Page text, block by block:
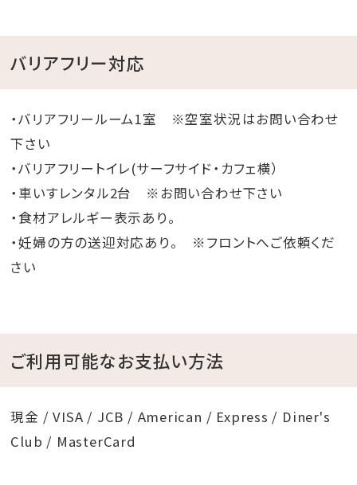
バリアフリー対応
・バリアフリールーム1室 ※空室状況はお問い合わせ
下さい
・バリアフリートイレ(サーフサイド・カフェ横）
・車いすレンタル2台 ※お問い合わせ下さい
・食材アレルギー表示あり。
・妊婦の方の送迎対応あり。 ※フロントへご依頼くだ
さい
ご利用可能なお支払い方法
現金 / VISA / JCB / American / Express / Diner's
Club / MasterCard